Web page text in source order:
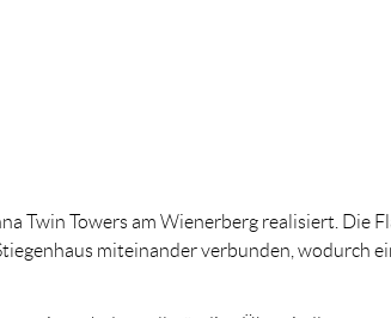
Twin Towers am Wienerberg realisiert. Die
miteinander verbunden, wodurch